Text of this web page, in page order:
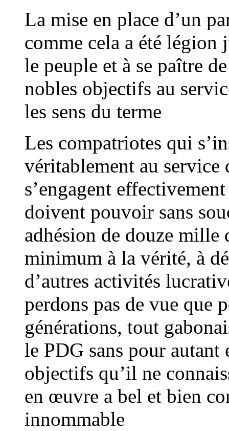
La mise en place d’un
comme cela a été légion
le peuple et à se paître
nobles objectifs au
les sens du terme
Les compatriotes qui
véritablement au service
s’engagent
doivent pouvoir sans
adhésion de douze mille
minimum à la vérité, à
d’autres activités
perdons pas de vue que
générations, tout
le PDG sans pour autant
objectifs qu’il ne
en œuvre a bel et bien
innommable